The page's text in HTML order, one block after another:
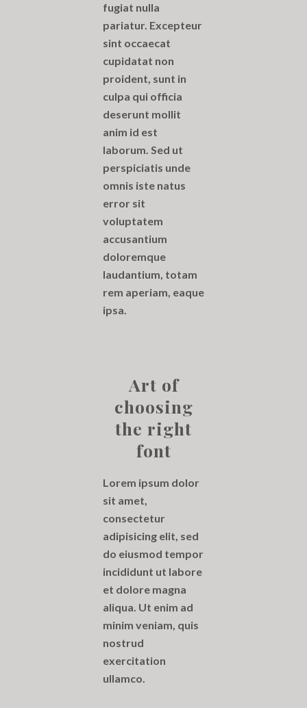
fugiat nulla
pariatur. Excepteur
sint occaecat
cupidatat non
proident, sunt in
culpa qui officia
deserunt mollit
anim id est
laborum. Sed ut
perspiciatis unde
omnis iste natus
error sit
voluptatem
accusantium
doloremque
laudantium, totam
rem aperiam, eaque
ipsa.
Art of
choosing
the right
font
Lorem ipsum dolor
sit amet,
consectetur
adipisicing elit, sed
do eiusmod tempor
incididunt ut labore
et dolore magna
aliqua. Ut enim ad
minim veniam, quis
nostrud
exercitation
ullamco.